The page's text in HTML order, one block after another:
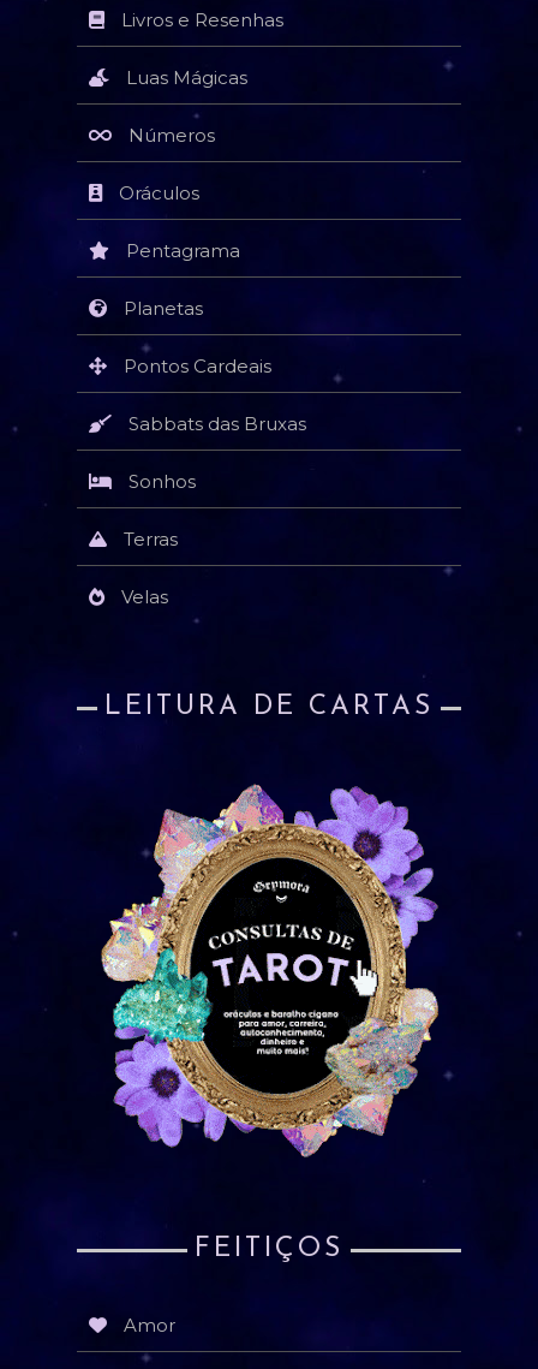
Livros e Resenhas
Luas Mágicas
Números
Oráculos
Pentagrama
Planetas
Pontos Cardeais
Sabbats das Bruxas
Sonhos
Terras
Velas
LEITURA DE CARTAS
FEITIÇOS
Amor